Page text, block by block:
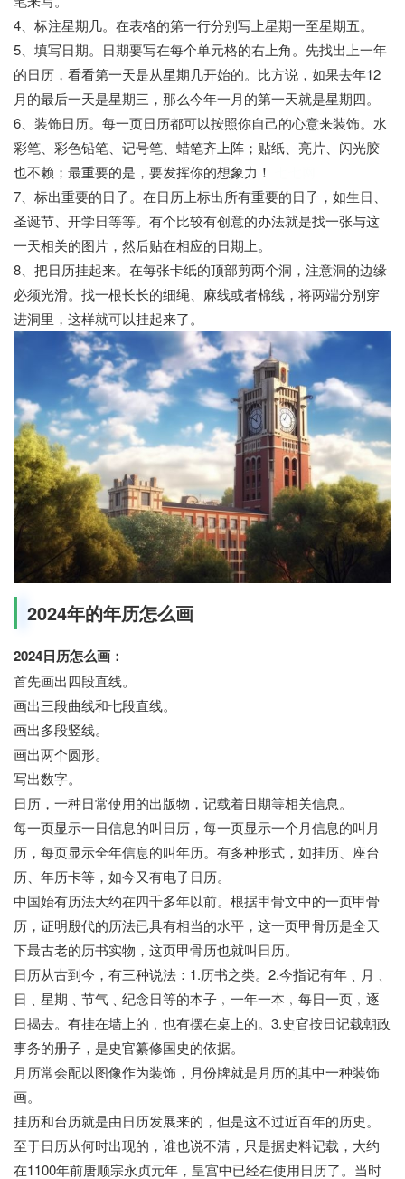
4、标注星期几。在表格的第一行分别写上星期一至星期五。
5、填写日期。日期要写在每个单元格的右上角。先找出上一年
的日历，看看第一天是从星期几开始的。比方说，如果去年12
月的最后一天是星期三，那么今年一月的第一天就是星期四。
6、装饰日历。每一页日历都可以按照你自己的心意来装饰。水
彩笔、彩色铅笔、记号笔、蜡笔齐上阵；贴纸、亮片、闪光胶
也不赖；最重要的是，要发挥你的想象力！
7、标出重要的日子。在日历上标出所有重要的日子，如生日、
圣诞节、开学日等等。有个比较有创意的办法就是找一张与这
一天相关的图片，然后贴在相应的日期上。
8、把日历挂起来。在每张卡纸的顶部剪两个洞，注意洞的边缘
必须光滑。找一根长长的细绳、麻线或者棉线，将两端分别穿
进洞里，这样就可以挂起来了。
2024年的年历怎么画
2024日历怎么画：
首先画出四段直线。
画出三段曲线和七段直线。
画出多段竖线。
画出两个圆形。
写出数字。
日历，一种日常使用的出版物，记载着日期等相关信息。
每一页显示一日信息的叫日历，每一页显示一个月信息的叫月
历，每页显示全年信息的叫年历。有多种形式，如挂历、座台
历、年历卡等，如今又有电子日历。
中国始有历法大约在四千多年以前。根据甲骨文中的一页甲骨
历，证明殷代的历法已具有相当的水平，这一页甲骨历是全天
下最古老的历书实物，这页甲骨历也就叫日历。
日历从古到今，有三种说法：1.历书之类。2.今指记有年﹑月﹑
日﹑星期﹑节气﹑纪念日等的本子﹐一年一本﹐每日一页﹐逐
日揭去。有挂在墙上的﹐也有摆在桌上的。3.史官按日记载朝政
事务的册子，是史官纂修国史的依据。
月历常会配以图像作为装饰，月份牌就是月历的其中一种装饰
画。
挂历和台历就是由日历发展来的，但是这不过近百年的历史。
至于日历从何时出现的，谁也说不清，只是据史料记载，大约
在1100年前唐顺宗永贞元年，皇宫中已经在使用日历了。当时